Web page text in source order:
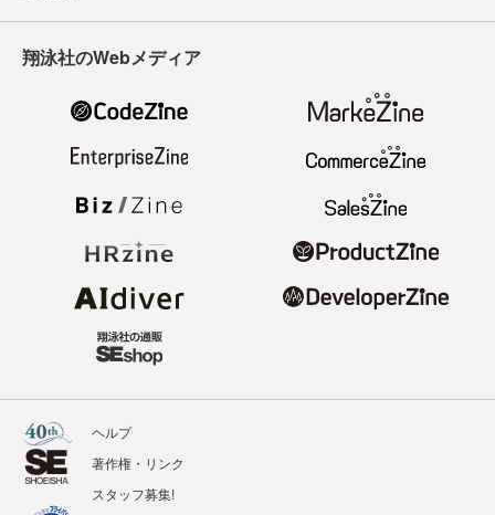
翔泳社のWebメディア
ヘルプ
著作権・リンク
スタッフ募集!